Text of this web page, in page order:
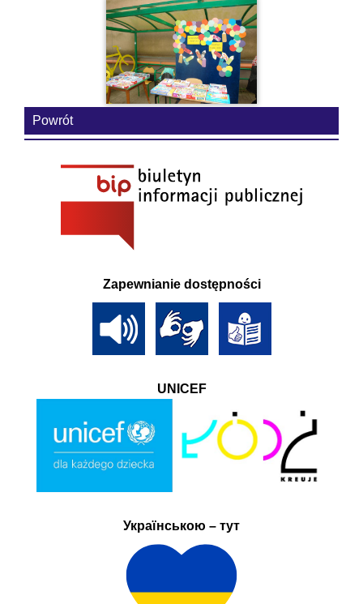
Powrót
Zapewnianie dostępności
UNICEF
Українською – тут